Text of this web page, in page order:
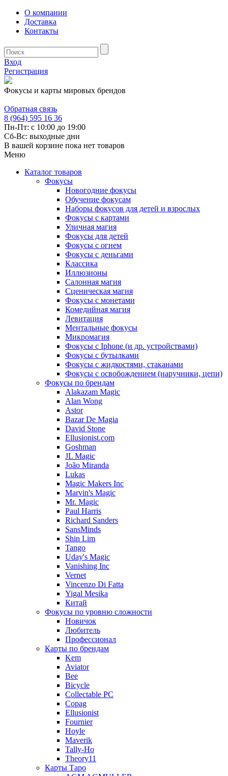
О компании
Доставка
Контакты
Вход
Регистрация
Фокусы и карты мировых брендов
Обратная связь
8 (964) 595 16 36
Пн-Пт: с 10:00 до 19:00
Сб-Вс: выходные дни
В вашей корзине пока нет товаров
Меню
Каталог товаров
Фокусы
Новогодние фокусы
Обучение фокусам
Наборы фокусов для детей и взрослых
Фокусы с картами
Уличная магия
Фокусы для детей
Фокусы с огнем
Фокусы с деньгами
Классика
Иллюзионы
Салонная магия
Сценическая магия
Фокусы с монетами
Комедийная магия
Левитация
Ментальные фокусы
Микромагия
Фокусы с Iphone (и др. устройствами)
Фокусы с бутылками
Фокусы с жидкостями, стаканами
Фокусы с освобождением (наручники, цепи)
Фокусы по брендам
Alakazam Magic
Alan Wong
Astor
Bazar De Magia
David Stone
Ellusionist.com
Goshman
JL Magic
João Miranda
Lukas
Magic Makers Inc
Marvin's Magic
Mr. Magic
Paul Harris
Richard Sanders
SansMinds
Shin Lim
Tango
Uday's Magic
Vanishing Inc
Vernet
Vincenzo Di Fatta
Yigal Mesika
Китай
Фокусы по уровню сложности
Новичок
Любитель
Профессионал
Карты по брендам
Kem
Aviator
Bee
Bicycle
Collectable PC
Copag
Ellusionist
Fournier
Hoyle
Maverik
Tally-Ho
Theory11
Карты Таро